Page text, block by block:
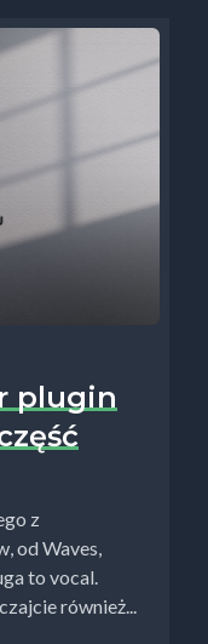
plugin
z
od Waves,
to vocal.
również...